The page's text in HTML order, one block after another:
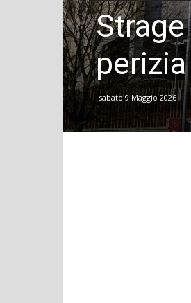
sabato 9 Maggio 2026